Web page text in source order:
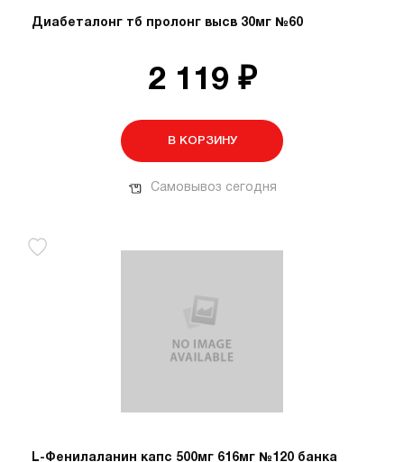
Диабеталонг тб пролонг высв 30мг №60
2 119 ₽
В КОРЗИНУ
Самовывоз сегодня
L-Фенилаланин капс 500мг 616мг №120 банка